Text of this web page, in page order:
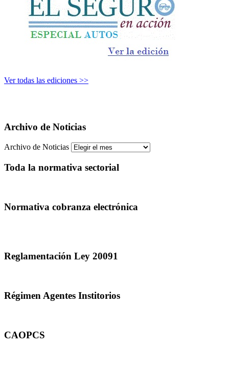
Ver todas las ediciones >>
Archivo de Noticias
Archivo de Noticias
Toda la normativa sectorial
Normativa cobranza electrónica
Reglamentación Ley 20091
Régimen Agentes Institorios
CAOPCS